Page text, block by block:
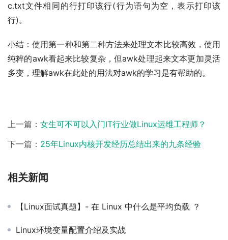
c.txt文件相同的行打印该行(行为语句为空，表示打印该
行)。
小结：使用第一种和第二种方法来处理文本比较高效，使用
纯粹的awk看起来比较复杂，但awk处理起来文本更加灵活
多变，理解awk在此处的用法对awk的学习是有帮助的。
上一篇： 女生可不可以入门IT行业做Linux运维工程师？
下一篇： 25年Linux内核开发经历总结出来的九条经验
相关新闻
【Linux面试真题】- 在 Linux 中什么是平均负载 ？
Linux环境变量配置介绍及实战